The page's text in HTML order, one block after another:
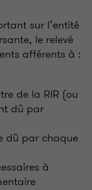
sur l’entité
le relevé
afférents à :
de la RIR (ou
dû par
dû par chaque
à